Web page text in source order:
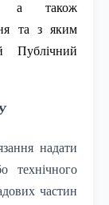
а також
та з яким
Публічний
надати
технічного
частин